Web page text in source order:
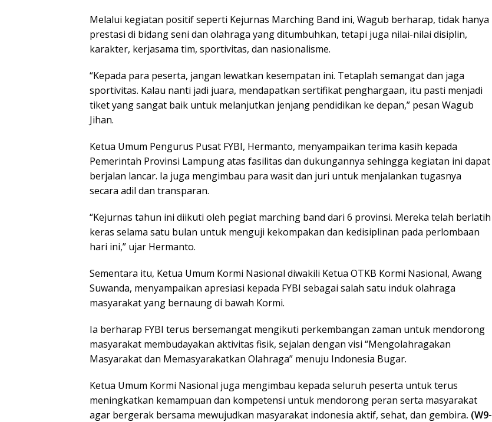
Melalui kegiatan positif seperti Kejurnas Marching Band ini, Wagub berharap, tidak hanya
prestasi di bidang seni dan olahraga yang ditumbuhkan, tetapi juga nilai-nilai disiplin,
karakter, kerjasama tim, sportivitas, dan nasionalisme.
“Kepada para peserta, jangan lewatkan kesempatan ini. Tetaplah semangat dan jaga
sportivitas. Kalau nanti jadi juara, mendapatkan sertifikat penghargaan, itu pasti menjadi
tiket yang sangat baik untuk melanjutkan jenjang pendidikan ke depan,” pesan Wagub
Jihan.
Ketua Umum Pengurus Pusat FYBI, Hermanto, menyampaikan terima kasih kepada
Pemerintah Provinsi Lampung atas fasilitas dan dukungannya sehingga kegiatan ini dapat
berjalan lancar. Ia juga mengimbau para wasit dan juri untuk menjalankan tugasnya
secara adil dan transparan.
“Kejurnas tahun ini diikuti oleh pegiat marching band dari 6 provinsi. Mereka telah berlatih
keras selama satu bulan untuk menguji kekompakan dan kedisiplinan pada perlombaan
hari ini,” ujar Hermanto.
Sementara itu, Ketua Umum Kormi Nasional diwakili Ketua OTKB Kormi Nasional, Awang
Suwanda, menyampaikan apresiasi kepada FYBI sebagai salah satu induk olahraga
masyarakat yang bernaung di bawah Kormi.
Ia berharap FYBI terus bersemangat mengikuti perkembangan zaman untuk mendorong
masyarakat membudayakan aktivitas fisik, sejalan dengan visi “Mengolahragakan
Masyarakat dan Memasyarakatkan Olahraga” menuju Indonesia Bugar.
Ketua Umum Kormi Nasional juga mengimbau kepada seluruh peserta untuk terus
meningkatkan kemampuan dan kompetensi untuk mendorong peran serta masyarakat
agar bergerak bersama mewujudkan masyarakat indonesia aktif, sehat, dan gembira. (W9-